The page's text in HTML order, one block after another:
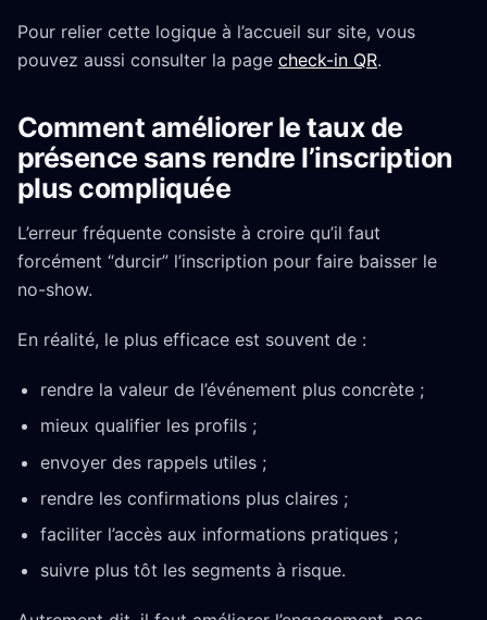
Pour relier cette logique à l’accueil sur site, vous
pouvez aussi consulter la page check-in QR.
Comment améliorer le taux de
présence sans rendre l’inscription
plus compliquée
L’erreur fréquente consiste à croire qu’il faut
forcément “durcir” l’inscription pour faire baisser le
no-show.
En réalité, le plus efficace est souvent de :
rendre la valeur de l’événement plus concrète ;
mieux qualifier les profils ;
envoyer des rappels utiles ;
rendre les confirmations plus claires ;
faciliter l’accès aux informations pratiques ;
suivre plus tôt les segments à risque.